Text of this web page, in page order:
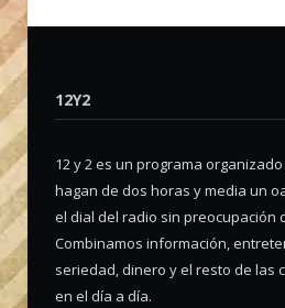
12Y2
12 y 2 es un programa
hagan de dos horas y media un
el dial del radio sin preocupación
Combinamos información,
seriedad, dinero y el resto de las
en el día a día.